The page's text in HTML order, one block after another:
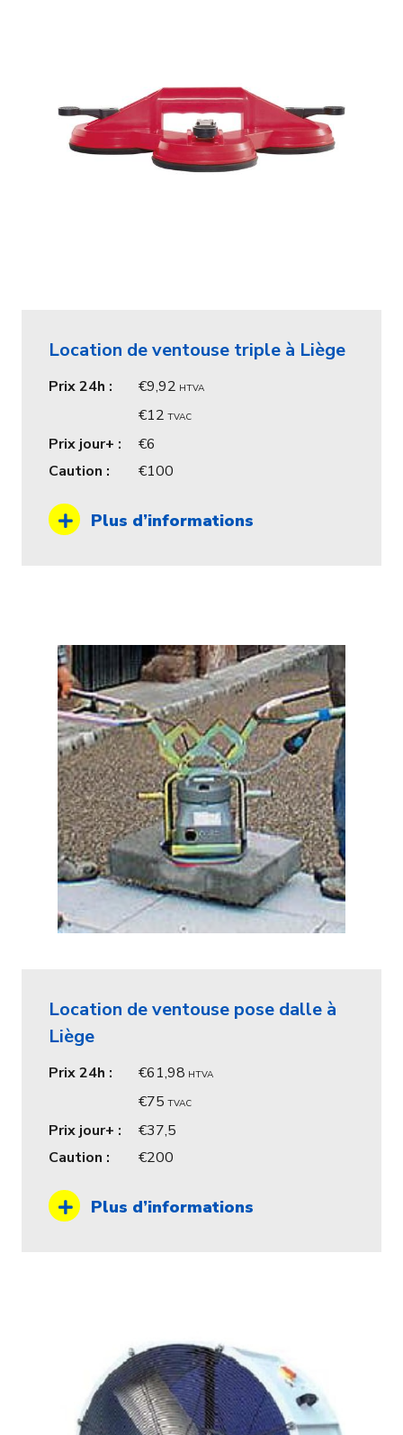
Location de ventouse triple à Liège
Prix 24h : 9,92 HTVA
12 TVAC
Prix jour+ :
6
Caution :
100
Plus d’informations
Location de ventouse pose dalle à
Liège
Prix 24h : 61,98 HTVA
75 TVAC
Prix jour+ :
37,5
Caution :
200
Plus d’informations